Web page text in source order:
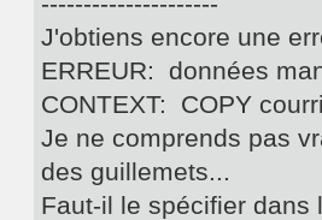
J'obtiens encore une
ERREUR: données
CONTEXT: COPY
Je ne comprends pas
des guillemets...
Faut-il le spécifier dans